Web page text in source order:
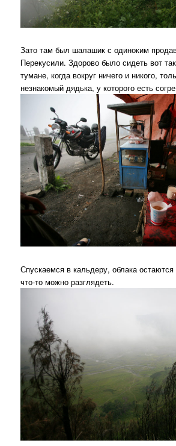
Зато там был шалашик с одиноким
Перекусили. Здорово было сидеть вот
тумане, когда вокруг ничего и никого,
незнакомый дядька, у которого есть
Спускаемся в кальдеру, облака
что-то можно разглядеть.